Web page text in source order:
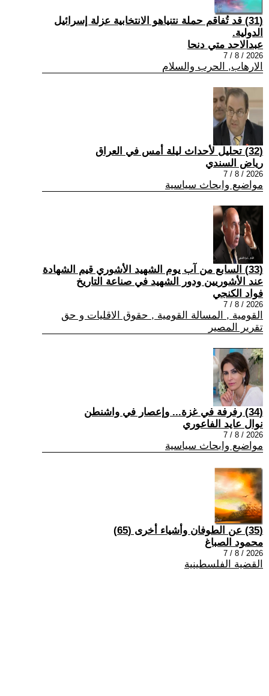
(31) قد تُفاقم حملة نتنياهو الانتخابية عزلة إسرائيل
الدولية.
عبدالاحد متي دنحا
2026 / 8 / 7
الارهاب, الحرب والسلام
(32) تحليل لأحداث ليلة أمس في العراق
رياض السندي
2026 / 8 / 7
مواضيع وابحاث سياسية
(33) السابع من آب يوم الشهيد الأشوري قيم الشهادة
عند الأشوريين ودور الشهيد في صناعة التاريخ
فواد الكنجي
2026 / 8 / 7
القومية , المسالة القومية , حقوق الاقليات و حق
تقرير المصير
(34) رفرفة في غزة... وإعصار في واشنطن
نوال عايد الفاعوري
2026 / 8 / 7
مواضيع وابحاث سياسية
(35) عن الطوفان وأشياء أخرى (65)
محمود الصباغ
2026 / 8 / 7
القضية الفلسطينية